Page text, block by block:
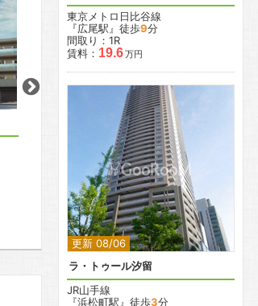
2
グランカーサ文京千石
『千石駅』徒歩3分
間取り：1LDK〜2LDK
15.9万円〜20.9万円
更新 08/06
KDXレジデンス瑞江
都営新宿線
『瑞江駅』徒歩
間取り：1K〜2LDK
賃料：
東京メトロ日比谷線
『広尾駅』徒歩9分
間取り：1R
賃料： 19.6万円
更新 08/06
2
ラ・トゥール汐留
JR山手線
『浜松町駅』徒歩3分